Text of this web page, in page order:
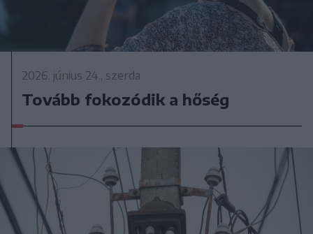
2026. június 24., szerda
Tovább fokozódik a hőség